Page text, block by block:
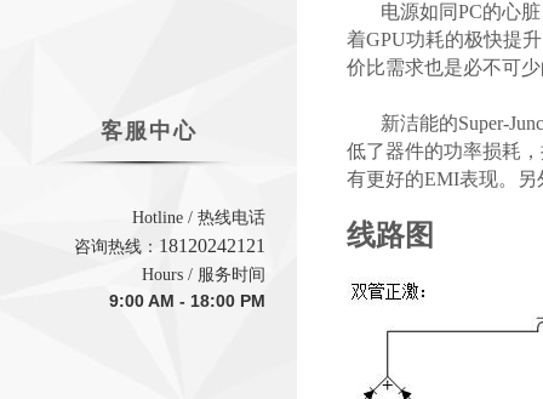
电源如同PC的心脏
着GPU功耗的极快提
价比需求也是必不可
新洁能的Super-
低了器件的功率损耗
有更好的EMI表现。
线路图
客服中心
Hotline / 热线电话
咨询热线： 18120242121
Hours / 服务时间
9:00 AM - 18:00 PM